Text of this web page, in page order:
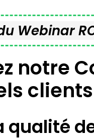
Webinar
notre
qualité